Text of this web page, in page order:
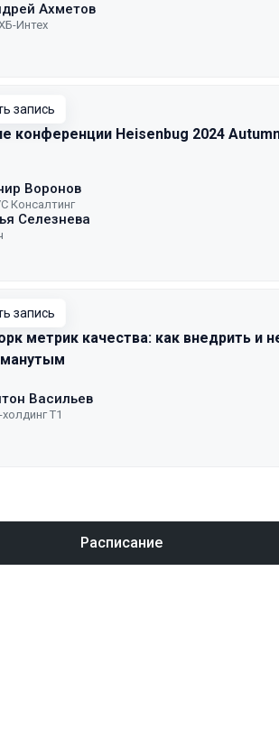
Ахметов
Интех
запись
конференции Heisenbug 2024
Воронов
Консалтинг
Селезнева
запись
метрик качества: как внедрить и
Васильев
Т1
Расписание